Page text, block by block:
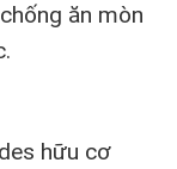
ăn mòn
hữu cơ